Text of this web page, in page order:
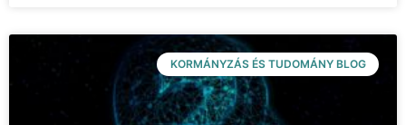
KORMÁNYZÁS ÉS TUDOMÁNY BLOG